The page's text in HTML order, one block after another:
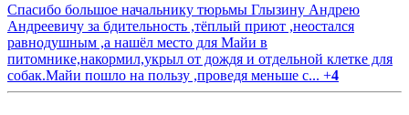
Спасибо большое начальнику тюрьмы Глызину Андрею
Андреевичу за бдительность ,тёплый приют ,неостался
равнодушным ,а нашёл место для Майи в
питомнике,накормил,укрыл от дождя и отдельной клетке для
собак.Майи пошло на пользу ,проведя меньше с... +4